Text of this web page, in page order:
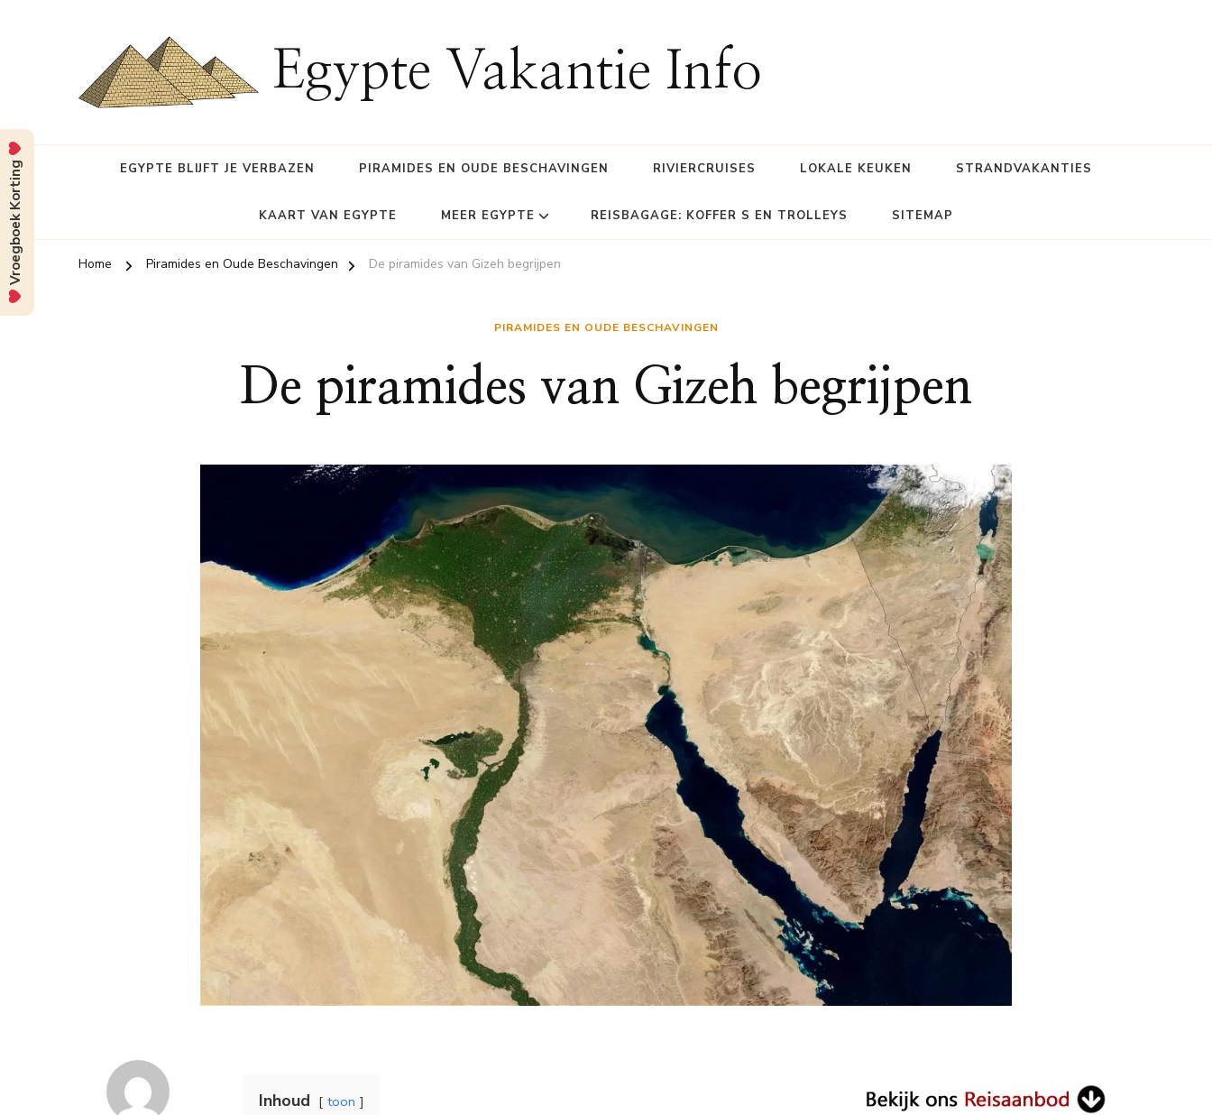
Egypte Vakantie Info
EGYPTE BLIJFT JE VERBAZEN PIRAMIDES EN OUDE BESCHAVINGEN RIVIERCRUISES LOKALE KEUKEN STRANDVAKANTIES
KAART VAN EGYPTE MEER EGYPTE REISBAGAGE: KOFFER S EN TROLLEYS SITEMAP
Home Piramides en Oude Beschavingen De piramides van Gizeh begrijpen
PIRAMIDES EN OUDE BESCHAVINGEN
De piramides van Gizeh begrijpen
Inhoud toon
Vroegboek Korting